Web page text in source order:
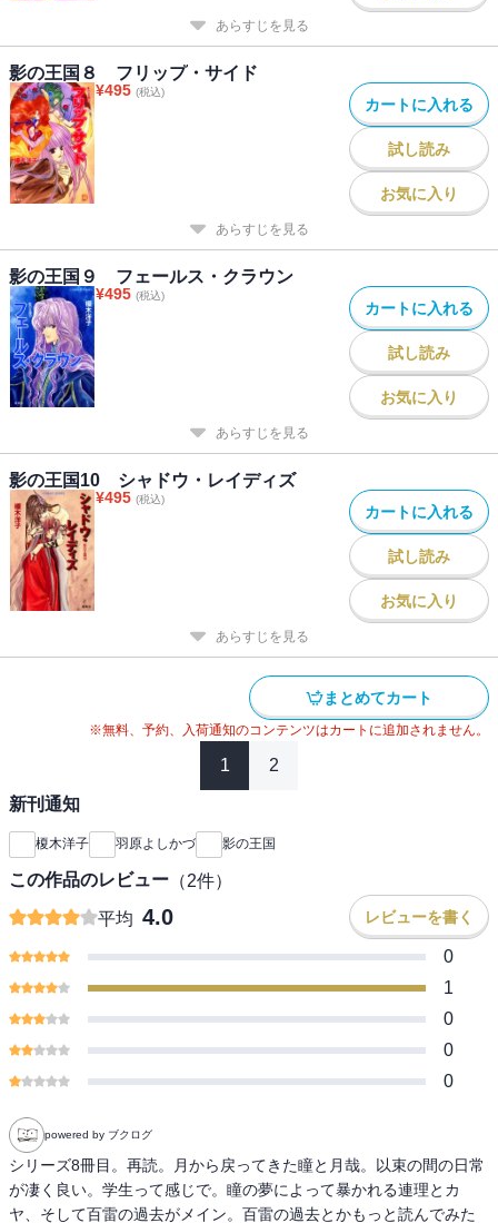
あらすじを見る
影の王国８ フリップ・サイド
¥495 (税込)
カートに入れる
試し読み
お気に入り
あらすじを見る
影の王国９ フェールス・クラウン
¥495 (税込)
カートに入れる
試し読み
お気に入り
あらすじを見る
影の王国10 シャドウ・レイディズ
¥495 (税込)
カートに入れる
試し読み
お気に入り
あらすじを見る
まとめてカート
※無料、予約、入荷通知のコンテンツはカートに追加されません。
1 2
新刊通知
榎木洋子 羽原よしかづ 影の王国
この作品のレビュー （2件）
平均 4.0 レビューを書く
0
1
0
0
0
powered by ブクログ
シリーズ8冊目。再読。月から戻ってきた瞳と月哉。以束の間の日常
が凄く良い。学生って感じで。瞳の夢によって暴かれる連理とカ
ヤ、そして百雷の過去がメイン。百雷の過去とかもっと読んでみた